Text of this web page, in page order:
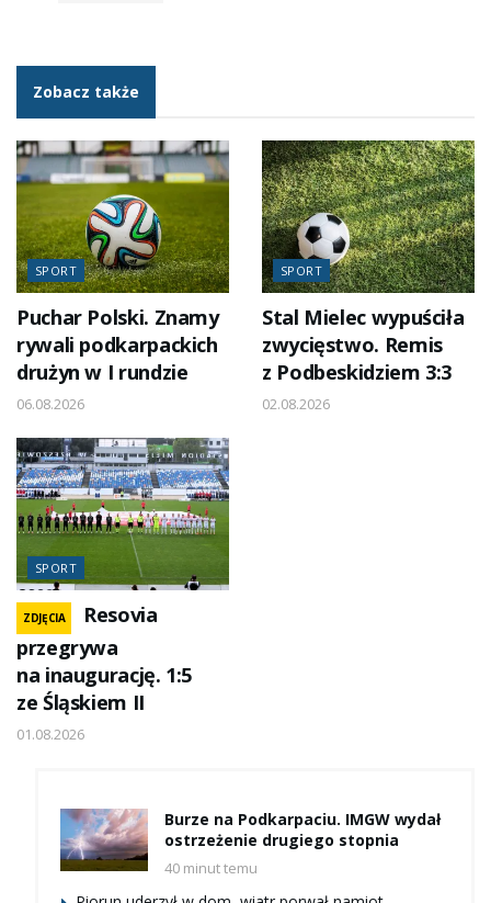
Zobacz także
SPORT
Puchar Polski. Znamy
rywali podkarpackich
drużyn w I rundzie
06.08.2026
SPORT
Stal Mielec wypuściła
zwycięstwo. Remis
z Podbeskidziem 3:3
02.08.2026
SPORT
ZDJĘCIA
Resovia
przegrywa
na inaugurację. 1:5
ze Śląskiem II
01.08.2026
Burze na Podkarpaciu. IMGW wydał
ostrzeżenie drugiego stopnia
40 minut temu